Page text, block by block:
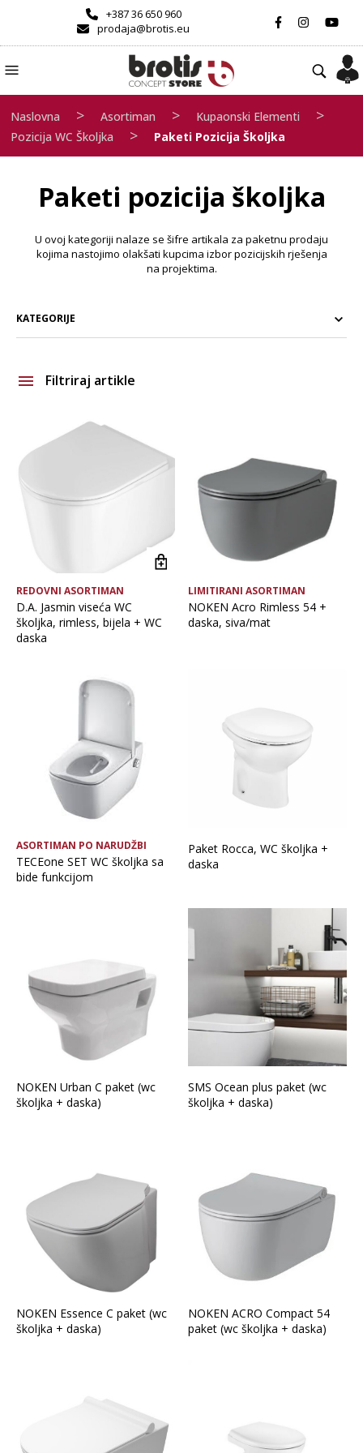
+387 36 650 960
prodaja@brotis.eu
Naslovna > Asortiman > Kupaonski Elementi >
Pozicija WC Školjka > Paketi Pozicija Školjka
Paketi pozicija školjka
U ovoj kategoriji nalaze se šifre artikala za paketnu prodaju
kojima nastojimo olakšati kupcima izbor pozicijskih rješenja
na projektima.
KATEGORIJE
Filtriraj artikle
Vrsta asortimana
REDOVNI ASORTIMAN
D.A. Jasmin viseća WC
školjka, rimless, bijela + WC
daska
LIMITIRANI ASORTIMAN
NOKEN Acro Rimless 54 +
daska, siva/mat
ASORTIMAN PO NARUDŽBI
TECEone SET WC školjka sa
bide funkcijom
Paket Rocca, WC školjka +
daska
NOKEN Urban C paket (wc
školjka + daska)
SMS Ocean plus paket (wc
školjka + daska)
NOKEN Essence C paket (wc
školjka + daska)
NOKEN ACRO Compact 54
paket (wc školjka + daska)